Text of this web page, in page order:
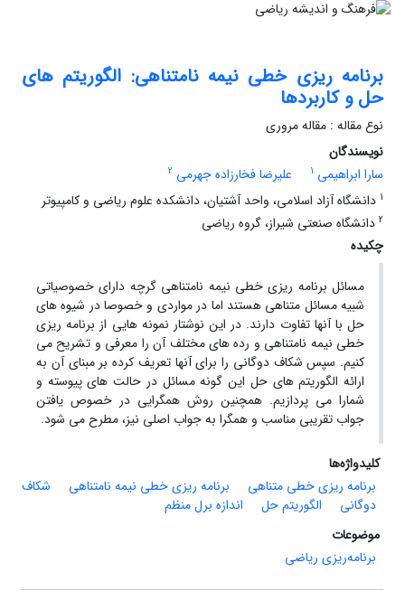
برنامه ریزی خطی نیمه نامتناهی: الگوریتم های
حل و کاربردها
نوع مقاله : مقاله مروری
نویسندگان
سارا ابراهیمی 1 علیرضا فخارزاده جهرمی 2
1 دانشگاه آزاد اسلامی، واحد آشتیان، دانشکده علوم ریاضی و کامپیوتر
2 دانشگاه صنعتی شیراز، گروه ریاضی
چکیده
مسائل برنامه ریزی خطی نیمه نامتناهی گرچه دارای خصوصیاتی
شبیه مسائل متناهی هستند اما در مواردی و خصوصا در شیوه های
حل با آنها تفاوت دارند. در این نوشتار نمونه هایی از برنامه ریزی
خطی نیمه نامتناهی و رده های مختلف آن را معرفی و تشریح می
کنیم. سپس شکاف دوگانی را برای آنها تعریف کرده بر مبنای آن به
ارائه الگوریتم های حل این گونه مسائل در حالت های پیوسته و
شمارا می پردازیم. همچنین روش همگرایی در خصوص یافتن
جواب تقریبی مناسب و همگرا به جواب اصلی نیز، مطرح می شود.
کلیدواژه‌ها
برنامه ریزی خطی متناهی
برنامه ریزی خطی نیمه نامتناهی
شکاف
دوگانی
الگوریتم حل
اندازه برل منظم
موضوعات
برنامه‌ریزی ریاضی